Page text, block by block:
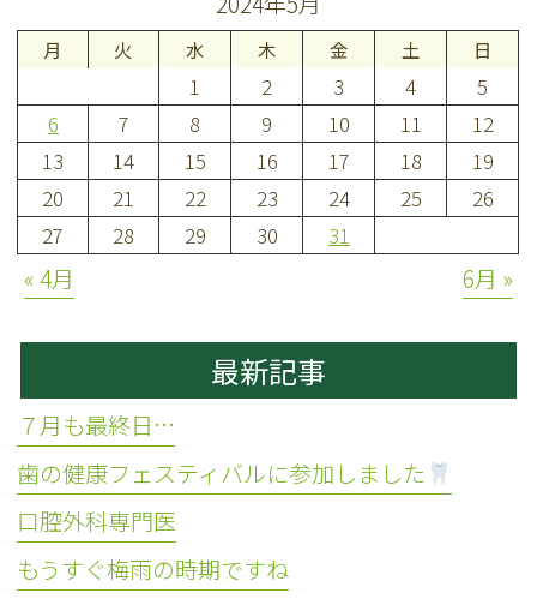
月 火 水 木 金 土 日
1 2 3 4
5
6
7 8 9 10 11
12
13
14 15 16 17 18
19
20
21 22 23 24 25
26
27
28 29 30 31
« 4月 6月 »
最新記事
７月も最終日…
歯の健康フェスティバルに参加しました
口腔外科専門医
もうすぐ梅雨の時期ですね